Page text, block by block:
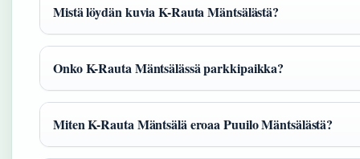
Mistä löydän kuvia K-Rauta Mäntsälästä?
Onko K-Rauta Mäntsälässä parkkipaikka?
Miten K-Rauta Mäntsälä eroaa Puuilo Mäntsälästä?